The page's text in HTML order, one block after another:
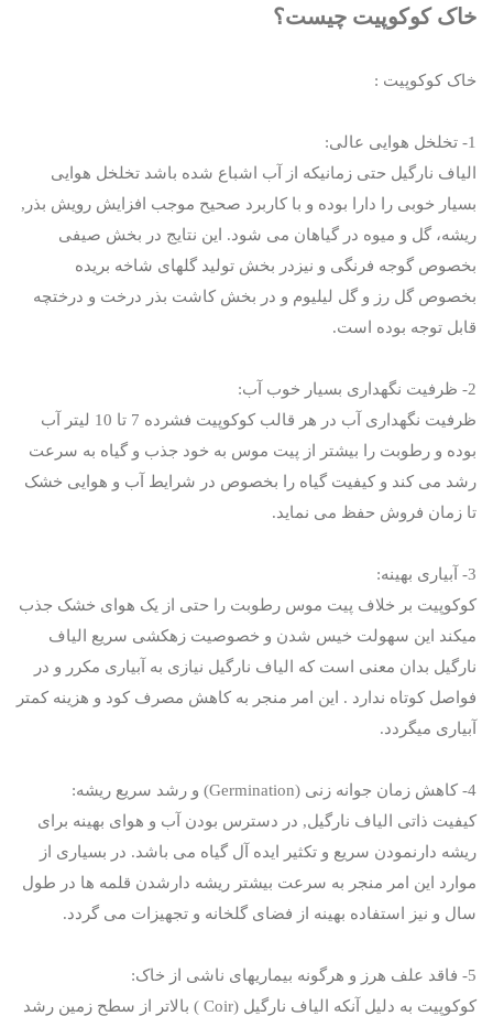
خاک کوکوپیت چیست؟
خاک کوکوپیت :
1- تخلخل هوایی عالی:
الیاف نارگیل حتی زمانیکه از آب اشباع شده باشد تخلخل هوایی
بسیار خوبی را دارا بوده و با کاربرد صحیح موجب افزایش رویش بذر,
ریشه، گل و میوه در گیاهان می شود. این نتایج در بخش صیفی
بخصوص گوجه فرنگی و نیزدر بخش تولید گلهای شاخه بریده
بخصوص گل رز و گل لیلیوم و در بخش کاشت بذر درخت و درختچه
قابل توجه بوده است.
2- ظرفیت نگهداری بسیار خوب آب:
ظرفیت نگهداری آب در هر قالب کوکوپیت فشرده 7 تا 10 لیتر آب
بوده و رطوبت را بیشتر از پیت موس به خود جذب و گیاه به سرعت
رشد می کند و کیفیت گیاه را بخصوص در شرایط آب و هوایی خشک
تا زمان فروش حفظ می نماید.
3- آبیاری بهینه:
کوکوپیت بر خلاف پیت موس رطوبت را حتی از یک هوای خشک جذب
میکند این سهولت خیس شدن و خصوصیت زهکشی سریع الیاف
نارگیل بدان معنی است که الیاف نارگیل نیازی به آبیاری مکرر و در
فواصل کوتاه ندارد . این امر منجر به کاهش مصرف کود و هزینه کمتر
آبیاری میگردد.
4- کاهش زمان جوانه زنی (Germination) و رشد سریع ریشه:
کیفیت ذاتی الیاف نارگیل, در دسترس بودن آب و هوای بهینه برای
ریشه دارنمودن سریع و تکثیر ایده آل گیاه می باشد. در بسیاری از
موارد این امر منجر به سرعت بیشتر ریشه دارشدن قلمه ها در طول
سال و نیز استفاده بهینه از فضای گلخانه و تجهیزات می گردد.
5- فاقد علف هرز و هرگونه بیماریهای ناشی از خاک:
کوکوپیت به دلیل آنکه الیاف نارگیل (Coir ) بالاتر از سطح زمین رشد